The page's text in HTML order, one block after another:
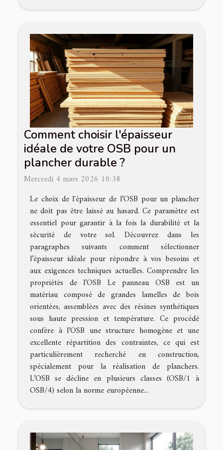
Comment choisir l'épaisseur
idéale de votre OSB pour un
plancher durable ?
Mercredi 4 mars 2026 10:38
Le choix de l'épaisseur de l’OSB pour un plancher
ne doit pas être laissé au hasard. Ce paramètre est
essentiel pour garantir à la fois la durabilité et la
sécurité de votre sol. Découvrez dans les
paragraphes suivants comment sélectionner
l’épaisseur idéale pour répondre à vos besoins et
aux exigences techniques actuelles. Comprendre les
propriétés de l’OSB Le panneau OSB est un
matériau composé de grandes lamelles de bois
orientées, assemblées avec des résines synthétiques
sous haute pression et température. Ce procédé
confère à l’OSB une structure homogène et une
excellente répartition des contraintes, ce qui est
particulièrement recherché en construction,
spécialement pour la réalisation de planchers.
L’OSB se décline en plusieurs classes (OSB/1 à
OSB/4) selon la norme européenne...